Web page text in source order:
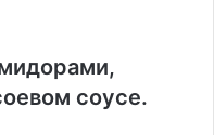
соусе.